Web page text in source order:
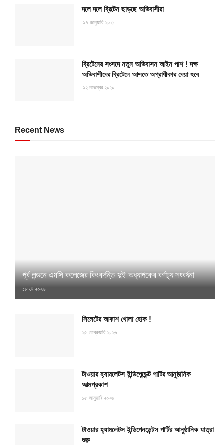
দলে দলে ব্রিটেন ছাড়ছে অভিবাসীরা
১৭ জানুয়ারি ২০২১
ব্রিটেনের সংসদে নতুন অভিবাসন আইন পাশ ! দক্ষ
অভিবাসীদের ব্রিটেনে আসতে অগ্রাধীকার দেয়া হবে
১২ নভেম্বর ২০২০
Recent News
পূর্ব লন্ডনে এমসি কলেজের কিংবদন্তি দুই অধ্যাপকের বর্ণাঢ্য সংবর্ধনা
১৮ মে ২০২৬
সিলেটের আকাশ খোলা হোক !
২৫ ফেব্রুয়ারি ২০২৬
টাওয়ার হ্যামলেটস ইন্ডিপেন্ডেন্ট পার্টির আনুষ্ঠানিক
আত্মপ্রকাশ
১৫ জানুয়ারি ২০২৬
টাওয়ার হ্যামলেটস ইন্ডিপেনডেন্টস পার্টির আনুষ্ঠানিক যাত্রা
শুরু